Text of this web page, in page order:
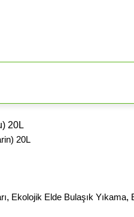
20L
20L
, Ekolojik Elde Bulaşık Yıkama,